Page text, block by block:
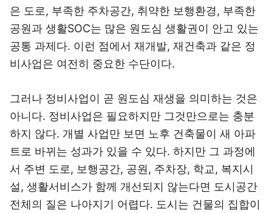
은 도로, 부족한 주차공간, 취약한 보행환경, 부족한
공원과 생활SOC는 많은 원도심 생활권이 안고 있는
공통 과제다. 이런 점에서 재개발, 재건축과 같은 정
비사업은 여전히 중요한 수단이다.
그러나 정비사업이 곧 원도심 재생을 의미하는 것은
아니다. 정비사업은 필요하지만 그것만으로는 충분
하지 않다. 개별 사업만 보면 노후 건축물이 새 아파
트로 바뀌는 성과가 있을 수 있다. 하지만 그 과정에
서 주변 도로, 보행공간, 공원, 주차장, 학교, 복지시
설, 생활서비스가 함께 개선되지 않는다면 도시공간
전체의 질은 나아지기 어렵다. 도시는 건물의 집합이